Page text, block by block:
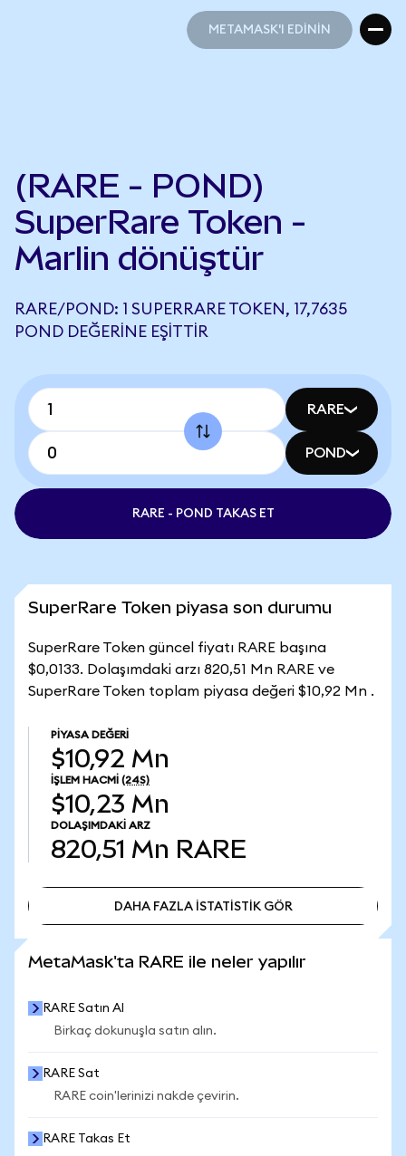
METAMASK'I EDİNİN
(RARE - POND)
SuperRare Token -
Marlin dönüştür
RARE/POND: 1 SUPERRARE TOKEN, 17,7635
POND DEĞERINE EŞITTIR
RARE
POND
RARE - POND TAKAS ET
SuperRare Token piyasa son durumu
SuperRare Token güncel fiyatı RARE başına
$0,0133. Dolaşımdaki arzı 820,51 Mn RARE ve
SuperRare Token toplam piyasa değeri $10,92 Mn .
PIYASA DEĞERI
$10,92 Mn
İŞLEM HACMI (24S)
$10,23 Mn
DOLAŞIMDAKI ARZ
820,51 Mn RARE
DAHA FAZLA İSTATİSTİK GÖR
MetaMask'ta RARE ile neler yapılır
RARE Satın Al
Birkaç dokunuşla satın alın.
RARE Sat
RARE coin'lerinizi nakde çevirin.
RARE Takas Et